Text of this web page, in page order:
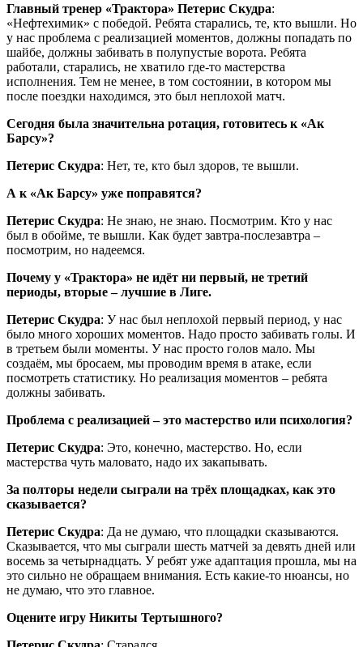
Главный тренер «Трактора» Петерис Скудра:
«Нефтехимик» с победой. Ребята старались, те, кто вышли. Но
у нас проблема с реализацией моментов, должны попадать по
шайбе, должны забивать в полупустые ворота. Ребята
работали, старались, не хватило где-то мастерства
исполнения. Тем не менее, в том состоянии, в котором мы
после поездки находимся, это был неплохой матч.
Сегодня была значительна ротация, готовитесь к «Ак
Барсу»?
Петерис Скудра: Нет, те, кто был здоров, те вышли.
А к «Ак Барсу» уже поправятся?
Петерис Скудра: Не знаю, не знаю. Посмотрим. Кто у нас
был в обойме, те вышли. Как будет завтра-послезавтра –
посмотрим, но надеемся.
Почему у «Трактора» не идёт ни первый, не третий
периоды, вторые – лучшие в Лиге.
Петерис Скудра: У нас был неплохой первый период, у нас
было много хороших моментов. Надо просто забивать голы. И
в третьем были моменты. У нас просто голов мало. Мы
создаём, мы бросаем, мы проводим время в атаке, если
посмотреть статистику. Но реализация моментов – ребята
должны забивать.
Проблема с реализацией – это мастерство или психология?
Петерис Скудра: Это, конечно, мастерство. Но, если
мастерства чуть маловато, надо их закапывать.
За полторы недели сыграли на трёх площадках, как это
сказывается?
Петерис Скудра: Да не думаю, что площадки сказываются.
Сказывается, что мы сыграли шесть матчей за девять дней или
восемь за четырнадцать. У ребят уже адаптация прошла, мы на
это сильно не обращаем внимания. Есть какие-то нюансы, но
не думаю, что это главное.
Оцените игру Никиты Тертышного?